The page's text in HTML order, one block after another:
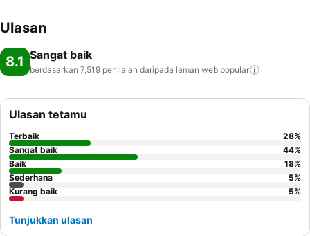
Ulasan
8.1 Sangat baik
berdasarkan 7,519 penilaian daripada laman web popular
Ulasan tetamu
Terbaik 28%
Sangat baik
44%
Baik
18%
Sederhana
5%
Kurang baik
5%
Tunjukkan ulasan